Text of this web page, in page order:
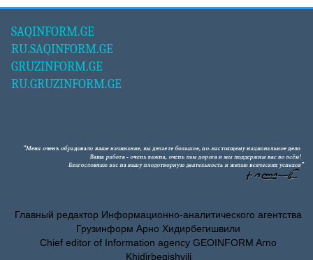
SAQINFORM.GE
RU.SAQINFORM.GE
GRUZINFORM.GE
RU.GRUZINFORM.GE
Главный редактор Информационно-аналитического агентства
Грузинформ Арно Хидирбегишвили
Chief editor of Information agency GEOINFORM Arno
Khidirbegishvili